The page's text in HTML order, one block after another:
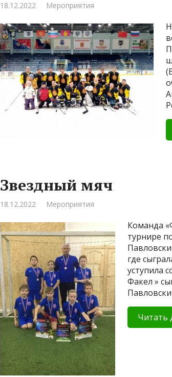
18.12.2022 Мероприятия
Звездный мяч
18.12.2022 Мероприятия
Команда
турнире
где
уступила
Факел »
Читать